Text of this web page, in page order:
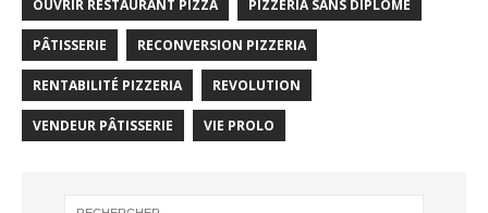
OUVRIR RESTAURANT PIZZA PIZZERIA SANS DIPLÔME
PÂTISSERIE RECONVERSION PIZZERIA
RENTABILITÉ PIZZERIA REVOLUTION
VENDEUR PÂTISSERIE VIE PROLO